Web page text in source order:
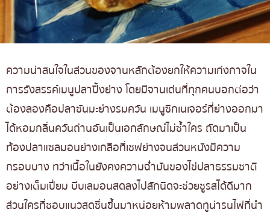
ความน่าสนใจในส่วนของจานหลักต้องยกให้ความเก่งกาจใน
การรังสรรค์เมนูปลาปิ้งย่าง โดยมีจานเด่นที่ทุกคนบอกต่อว่า
ต้องลองคือปลาซันมะย่างรมควัน เมนูซิกเนเจอร์ที่ย่างออกมา
ได้หอมกลิ่นควันถ่านอันเป็นเอกลักษณ์ไม่ซ้ำใคร ถัดมาเป็น
ท้องปลาแซลมอนย่างเกลือที่เชฟย่างจนส่วนหนังมีความ
กรอบบาง ทว่าเนื้อในยังคงความฉ่ำมันของไข่ปลาธรรมชาติ
อย่างเต็มเปี่ยม บีบเลมอนสดลงไปสักนิดจะช่วยชูรสได้ดีมาก
ส่วนใครที่ชอบแนวสดชื่นขึ้นมาหน่อยห้ามพลาดทูน่ารนไฟที่นำ